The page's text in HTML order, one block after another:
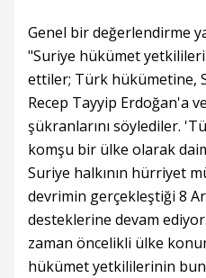
Genel bir değerlendirme
"Suriye hükümet
ettiler; Türk hükümetine,
Recep Tayyip Erdoğan'a
şükranlarını söylediler.
komşu bir ülke olarak
Suriye halkının hürriyet
devrimin gerçekleştiği 8
desteklerine devam
zaman öncelikli ülke
hükümet yetkililerinin